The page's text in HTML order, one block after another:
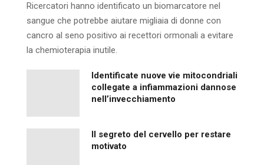
Ricercatori hanno identificato un biomarcatore nel
sangue che potrebbe aiutare migliaia di donne con
cancro al seno positivo ai recettori ormonali a evitare
la chemioterapia inutile.
Identificate nuove vie mitocondriali
collegate a infiammazioni dannose
nell’invecchiamento
Il segreto del cervello per restare
motivato